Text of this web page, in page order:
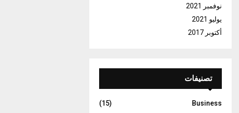
نوفمبر 2021
يوليو 2021
أكتوبر 2017
تصنيفات
Business
(15)